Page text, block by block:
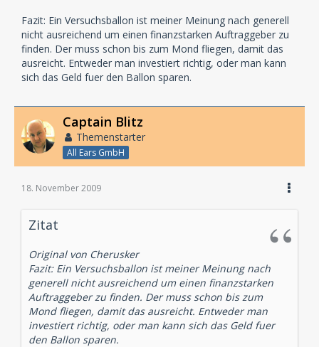
Fazit: Ein Versuchsballon ist meiner Meinung nach generell
nicht ausreichend um einen finanzstarken Auftraggeber zu
finden. Der muss schon bis zum Mond fliegen, damit das
ausreicht. Entweder man investiert richtig, oder man kann
sich das Geld fuer den Ballon sparen.
Captain Blitz
Themenstarter
All Ears GmbH
18. November 2009
Zitat
Original von Cherusker
Fazit: Ein Versuchsballon ist meiner Meinung nach
generell nicht ausreichend um einen finanzstarken
Auftraggeber zu finden. Der muss schon bis zum
Mond fliegen, damit das ausreicht. Entweder man
investiert richtig, oder man kann sich das Geld fuer
den Ballon sparen.